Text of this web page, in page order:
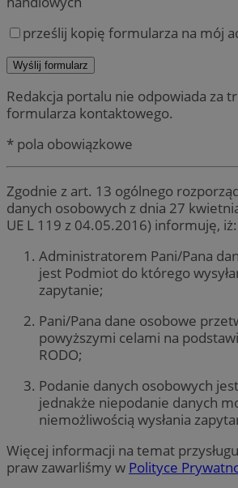
prześlij kopię formularza na mój
Redakcja portalu nie odpowiada za
formularza kontaktowego.
* pola obowiązkowe
Zgodnie z art. 13 ogólnego
danych osobowych z dnia 27
UE L 119 z 04.05.2016) informuję, iż:
Administratorem Pani/Pana
jest Podmiot do którego
zapytanie;
Pani/Pana dane osobowe
powyższymi celami na
RODO;
Podanie danych osobowych
jednakże niepodanie danych
niemożliwością wysłania
Więcej informacji na temat
praw zawarliśmy w Polityce